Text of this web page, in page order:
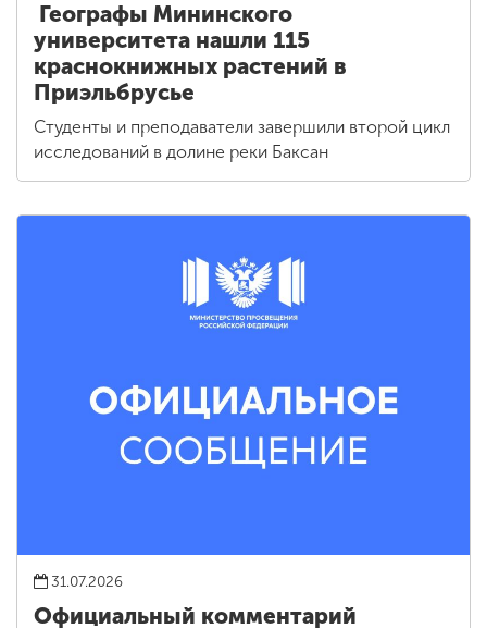
Географы Мининского
университета нашли 115
краснокнижных растений в
Приэльбрусье
Студенты и преподаватели завершили второй цикл
исследований в долине реки Баксан
31.07.2026
Официальный комментарий